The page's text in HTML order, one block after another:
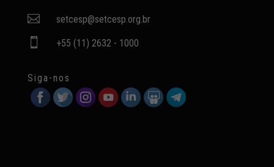
 setcesp@setcesp.org.br
 +55 (11) 2632 - 1000
Siga-nos